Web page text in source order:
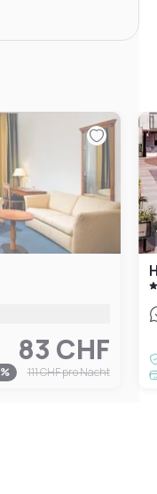
83 CHF
% 111 CHFpro Nacht